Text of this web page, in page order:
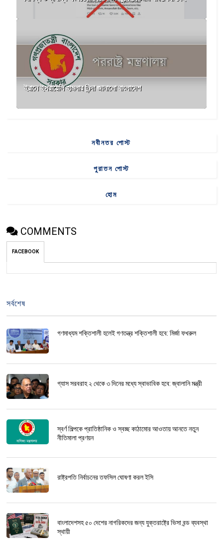
ইরানে ইসরায়েলি হামলার নিন্দা জানালো বাংলাদেশ
নবীনতর পোস্ট
পুরাতন পোস্ট
হোম
COMMENTS
FACEBOOK
সর্বশেষ
গণমাধ্যম শক্তিশালী হলেই গণতন্ত্র শক্তিশালী হবে: মির্জা ফখরুল
গ্যাস সরবরাহ ২ থেকে ৩ দিনের মধ্যে স্বাভাবিক হবে: জ্বালানি মন্ত্রী
স্বর্ণ শিল্পকে প্রাতিষ্ঠানিক ও স্বচ্ছ কাঠামোর আওতায় আনতে নতুন
নীতিমালা প্রণয়ন
রাষ্ট্রপতি নির্বাচনের তফসিল ঘোষণা করল ইসি
বাংলাদেশসহ ৫০ দেশের নাগরিকদের জন্য যুক্তরাষ্ট্রে ভিসা বন্ড ব্যবস্থা
স্থায়ী